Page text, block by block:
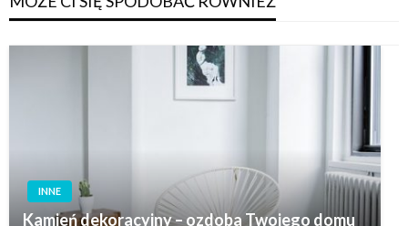
INNE
Kamień dekoracyjny – ozdoba Twojego domu